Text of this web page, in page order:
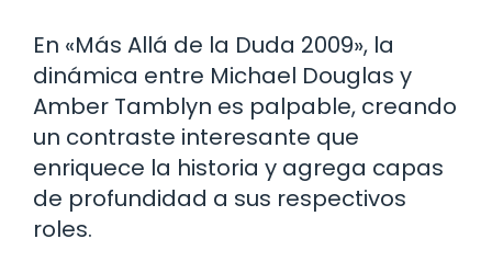
En «Más Allá de la Duda 2009», la
dinámica entre Michael Douglas y
Amber Tamblyn es palpable, creando
un contraste interesante que
enriquece la historia y agrega capas
de profundidad a sus respectivos
roles.